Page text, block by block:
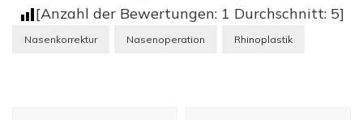
[Anzahl der Bewertungen: 1 Durchschnitt: 5]
Nasenkorrektur Nasenoperation Rhinoplastik